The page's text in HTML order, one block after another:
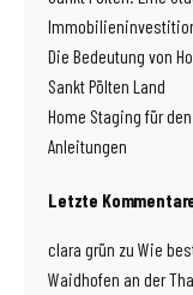
Die Bedeutung von
Sankt Pölten Land
Home Staging für
Anleitungen
Letzte
clara grün zu Wie
Waidhofen an der